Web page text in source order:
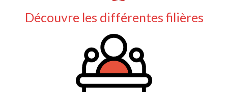
Découvre les différentes filières